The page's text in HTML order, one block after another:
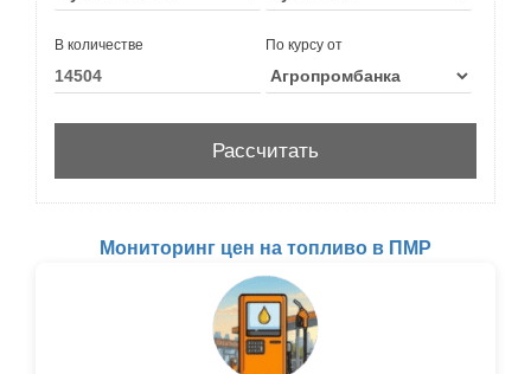
В количестве По курсу от
Мониторинг цен на топливо в ПМР